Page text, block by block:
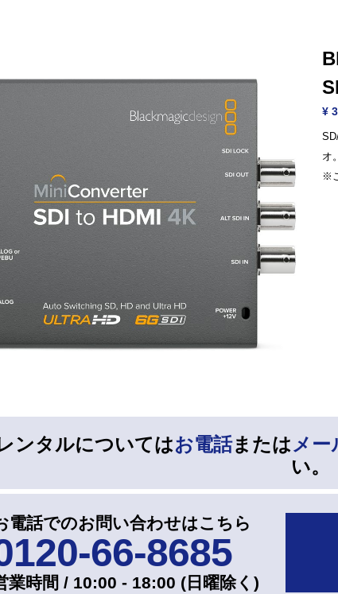
¥
オ
※
ンタルについてはお電話またはメー
い。
電話でのお問い合わせはこちら
66-8685
業時間 / 10:00 - 18:00 (⽇曜除く)